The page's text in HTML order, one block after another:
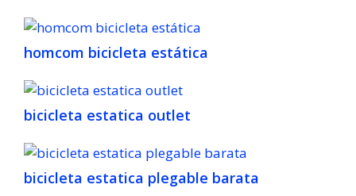
homcom bicicleta estática
bicicleta estatica outlet
bicicleta estatica plegable barata